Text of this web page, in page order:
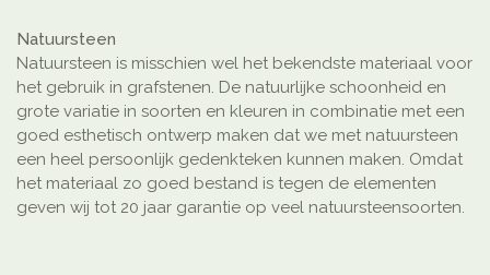
Natuursteen
Natuursteen is misschien wel het bekendste materiaal voor
het gebruik in grafstenen. De natuurlijke schoonheid en
grote variatie in soorten en kleuren in combinatie met een
goed esthetisch ontwerp maken dat we met natuursteen
een heel persoonlijk gedenkteken kunnen maken. Omdat
het materiaal zo goed bestand is tegen de elementen
geven wij tot 20 jaar garantie op veel natuursteensoorten.